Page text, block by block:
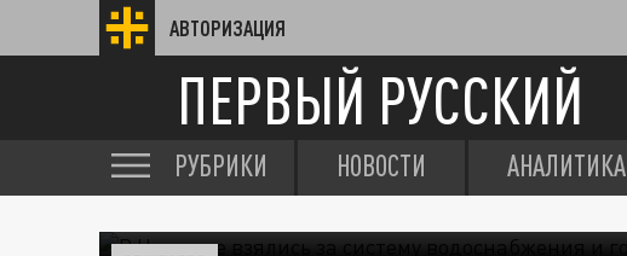
АВТОРИЗАЦИЯ
ПЕРВЫЙ РУССКИЙ
РУБРИКИ НОВОСТИ АНАЛИТИКА